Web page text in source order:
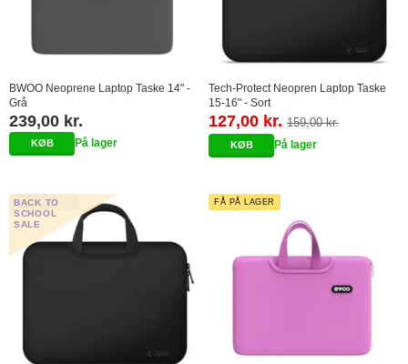
BWOO Neoprene Laptop Taske 14" -
Grå
239,00 kr.
På lager
Tech-Protect Neopren Laptop Taske
15-16" - Sort
127,00 kr. 159,00 kr.
På lager
BESTSELLER
BACK TO
SCHOOL
SALE
FÅ PÅ LAGER